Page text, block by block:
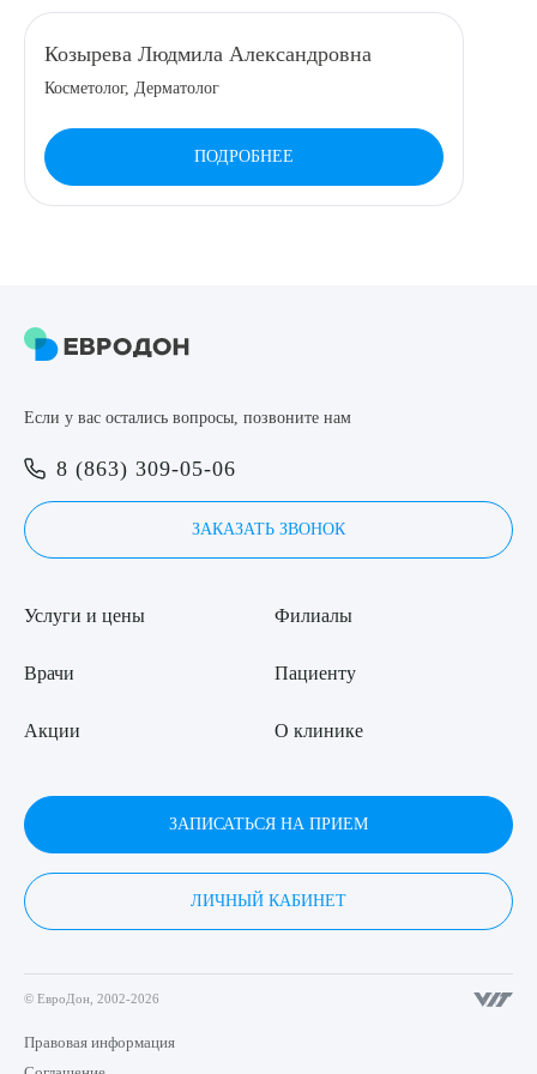
8 (863) 309-05-06
ЗАПИСЬ ОНЛАЙН
Козырева Людмила Александровна
Косметолог, Дерматолог
ПОДРОБНЕЕ
Если у вас остались вопросы, позвоните нам
8 (863) 309-05-06
ЗАКАЗАТЬ ЗВОНОК
Услуги и цены
Врачи
Акции
Филиалы
Пациенту
О клинике
ЗАПИСАТЬСЯ НА ПРИЕМ
ЛИЧНЫЙ КАБИНЕТ
© ЕвроДон, 2002-2026
Правовая информация